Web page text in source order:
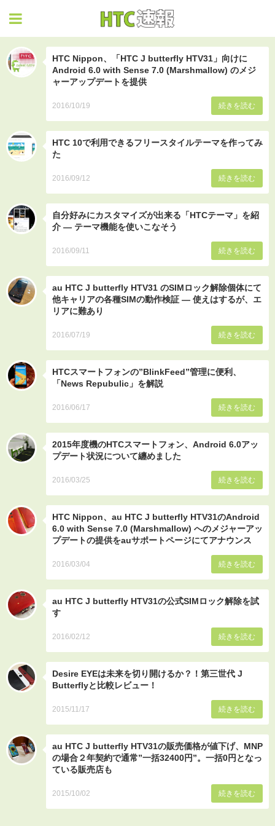
HTC Nippon、「HTC J butterfly HTV31」向けに
Android 6.0 with Sense 7.0 (Marshmallow) のメジ
ャーアップデートを提供
2016/10/19 続きを読む
HTC 10で利用できるフリースタイルテーマを作ってみ
た
2016/09/12 続きを読む
自分好みにカスタマイズが出来る「HTCテーマ」を紹
介 ― テーマ機能を使いこなそう
2016/09/11 続きを読む
au HTC J butterfly HTV31 のSIMロック解除個体にて
他キャリアの各種SIMの動作検証 ― 使えはするが、エ
リアに難あり
2016/07/19 続きを読む
HTCスマートフォンの”BlinkFeed”管理に便利、
「News Repubulic」を解説
2016/06/17 続きを読む
2015年度機のHTCスマートフォン、Android 6.0アッ
プデート状況について纏めました
2016/03/25 続きを読む
HTC Nippon、au HTC J butterfly HTV31のAndroid
6.0 with Sense 7.0 (Marshmallow) へのメジャーアッ
プデートの提供をauサポートページにてアナウンス
2016/03/04 続きを読む
au HTC J butterfly HTV31の公式SIMロック解除を試
す
2016/02/12 続きを読む
Desire EYEは未来を切り開けるか？！第三世代 J
Butterflyと比較レビュー！
2015/11/17 続きを読む
au HTC J butterfly HTV31の販売価格が値下げ、MNP
の場合２年契約で通常”一括32400円”。一括0円となっ
ている販売店も
2015/10/02 続きを読む